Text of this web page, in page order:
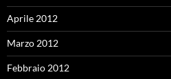
Aprile 2012
Marzo 2012
Febbraio 2012